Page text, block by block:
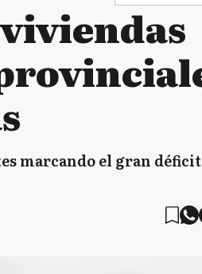
marcando el gran déficit